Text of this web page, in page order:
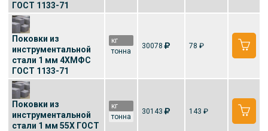
ГОСТ 1133-71
Поковки из
инструментальной
стали 1 мм 4ХМФС
ГОСТ 1133-71
кг
тонна
30078 78 ₽
Поковки из
инструментальной
стали 1 мм 55Х ГОСТ
кг
тонна
30143 143 ₽